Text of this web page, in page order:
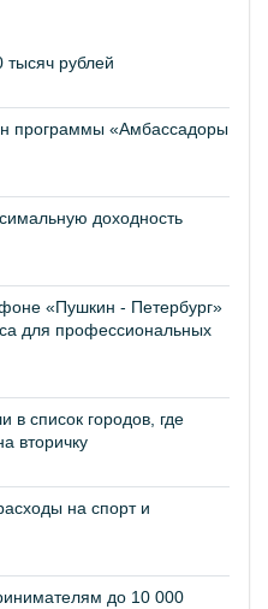
рублей
программы «Амбассадоры
доходность
«Пушкин - Петербург»
для профессиональных
в список городов, где
вторичку
на спорт и
до 10 000